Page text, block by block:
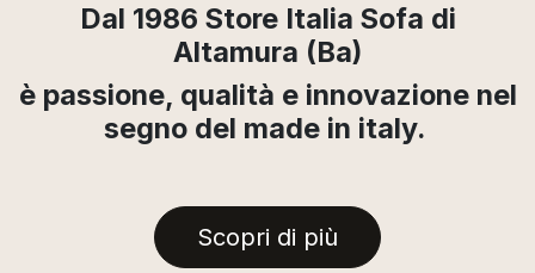
Dal 1986 Store Italia Sofa di
Altamura (Ba)
è passione, qualità e innovazione nel
segno del made in italy.
Scopri di più